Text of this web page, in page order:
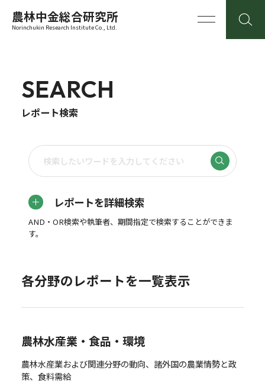
農林中金総合研究所
Norinchukin Research Institute Co., Ltd.
SEARCH
レポート検索
レポートを詳細検索
AND・OR検索や執筆者、期間指定で検索することができま
す。
各分野のレポートを一覧表示
農林水産業・食品・環境
農林水産業および関連分野の動向、諸外国の農業情勢と政
策、食料需給